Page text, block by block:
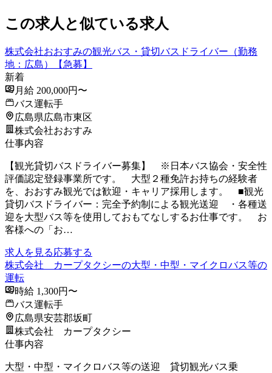
この求人と似ている求人
株式会社おおすみの観光バス・貸切バスドライバー（勤務
地：広島）【急募】
新着
月給 200,000円〜
バス運転手
広島県広島市東区
株式会社おおすみ
仕事内容
【観光貸切バスドライバー募集】 ※日本バス協会・安全性
評価認定登録事業所です。 大型２種免許お持ちの経験者
を、おおすみ観光では歓迎・キャリア採用します。 ■観光
貸切バスドライバー：完全予約制による観光送迎 ・各種送
迎を大型バス等を使用しておもてなしするお仕事です。 お
客様への「お…
求人を見る応募する
株式会社 カープタクシーの大型・中型・マイクロバス等の
運転
時給 1,300円〜
バス運転手
広島県安芸郡坂町
株式会社 カープタクシー
仕事内容
大型・中型・マイクロバス等の送迎 貸切観光バス乗